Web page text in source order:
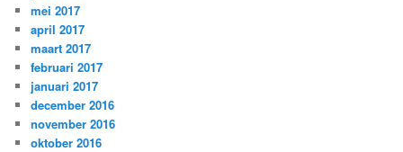
mei 2017
april 2017
maart 2017
februari 2017
januari 2017
december 2016
november 2016
oktober 2016